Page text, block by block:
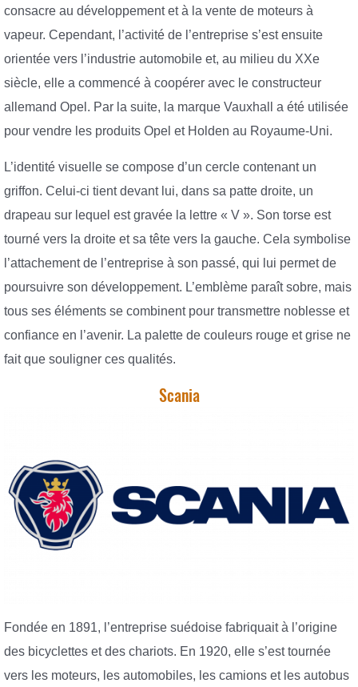
consacre au développement et à la vente de moteurs à
vapeur. Cependant, l’activité de l’entreprise s’est ensuite
orientée vers l’industrie automobile et, au milieu du XXe
siècle, elle a commencé à coopérer avec le constructeur
allemand Opel. Par la suite, la marque Vauxhall a été utilisée
pour vendre les produits Opel et Holden au Royaume-Uni.
L’identité visuelle se compose d’un cercle contenant un
griffon. Celui-ci tient devant lui, dans sa patte droite, un
drapeau sur lequel est gravée la lettre « V ». Son torse est
tourné vers la droite et sa tête vers la gauche. Cela symbolise
l’attachement de l’entreprise à son passé, qui lui permet de
poursuivre son développement. L’emblème paraît sobre, mais
tous ses éléments se combinent pour transmettre noblesse et
confiance en l’avenir. La palette de couleurs rouge et grise ne
fait que souligner ces qualités.
Scania
Fondée en 1891, l’entreprise suédoise fabriquait à l’origine
des bicyclettes et des chariots. En 1920, elle s’est tournée
vers les moteurs, les automobiles, les camions et les autobus